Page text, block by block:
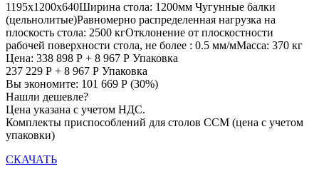
1195х1200х640Ширина стола: 1200мм Чугунные балки
(цельнолитые)Равномерно распределенная нагрузка на
плоскость стола: 2500 кгОтклонение от плоскостности
рабочей поверхности стола, не более : 0.5 мм/мМасса: 370 кг
Цена: 338 898 Р + 8 967 Р Упаковка
237 229 Р + 8 967 Р Упаковка
Вы экономите: 101 669 Р (30%)
Нашли дешевле?
Цена указана с учетом НДС.
Комплекты приспособлений для столов ССМ (цена с учетом
упаковки)
СКАЧАТЬ